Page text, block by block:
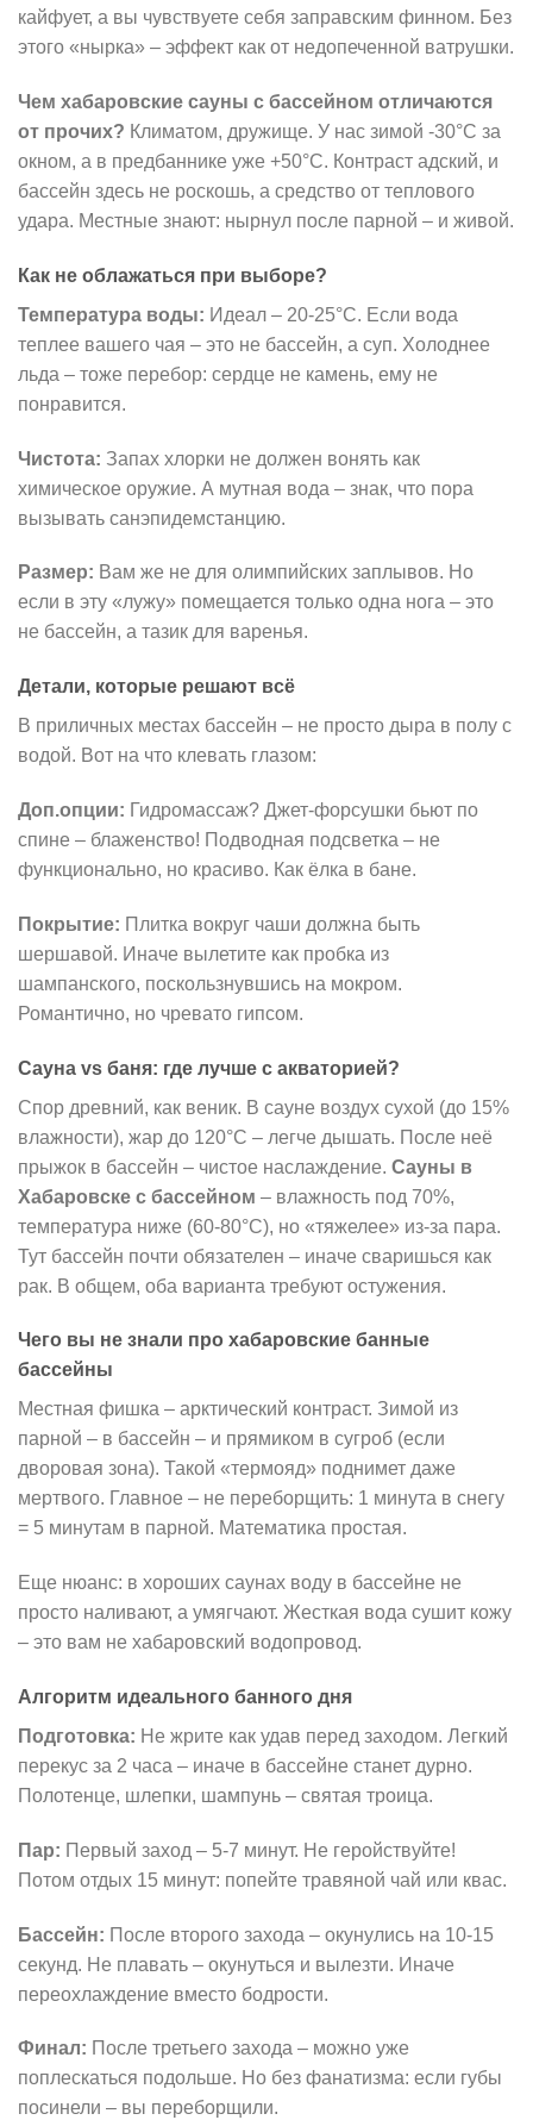
кайфует, а вы чувствуете себя заправским финном. Без
этого «нырка» – эффект как от недопеченной ватрушки.
Чем хабаровские сауны с бассейном отличаются
от прочих? Климатом, дружище. У нас зимой -30°C за
окном, а в предбаннике уже +50°C. Контраст адский, и
бассейн здесь не роскошь, а средство от теплового
удара. Местные знают: нырнул после парной – и живой.
Как не облажаться при выборе?
Температура воды: Идеал – 20-25°C. Если вода
теплее вашего чая – это не бассейн, а суп. Холоднее
льда – тоже перебор: сердце не камень, ему не
понравится.
Чистота: Запах хлорки не должен вонять как
химическое оружие. А мутная вода – знак, что пора
вызывать санэпидемстанцию.
Размер: Вам же не для олимпийских заплывов. Но
если в эту «лужу» помещается только одна нога – это
не бассейн, а тазик для варенья.
Детали, которые решают всё
В приличных местах бассейн – не просто дыра в полу с
водой. Вот на что клевать глазом:
Доп.опции: Гидромассаж? Джет-форсушки бьют по
спине – блаженство! Подводная подсветка – не
функционально, но красиво. Как ёлка в бане.
Покрытие: Плитка вокруг чаши должна быть
шершавой. Иначе вылетите как пробка из
шампанского, поскользнувшись на мокром.
Романтично, но чревато гипсом.
Сауна vs баня: где лучше с акваторией?
Спор древний, как веник. В сауне воздух сухой (до 15%
влажности), жар до 120°C – легче дышать. После неё
прыжок в бассейн – чистое наслаждение. Сауны в
Хабаровске с бассейном – влажность под 70%,
температура ниже (60-80°C), но «тяжелее» из-за пара.
Тут бассейн почти обязателен – иначе сваришься как
рак. В общем, оба варианта требуют остужения.
Чего вы не знали про хабаровские банные
бассейны
Местная фишка – арктический контраст. Зимой из
парной – в бассейн – и прямиком в сугроб (если
дворовая зона). Такой «термояд» поднимет даже
мертвого. Главное – не переборщить: 1 минута в снегу
= 5 минутам в парной. Математика простая.
Еще нюанс: в хороших саунах воду в бассейне не
просто наливают, а умягчают. Жесткая вода сушит кожу
– это вам не хабаровский водопровод.
Алгоритм идеального банного дня
Подготовка: Не жрите как удав перед заходом. Легкий
перекус за 2 часа – иначе в бассейне станет дурно.
Полотенце, шлепки, шампунь – святая троица.
Пар: Первый заход – 5-7 минут. Не геройствуйте!
Потом отдых 15 минут: попейте травяной чай или квас.
Бассейн: После второго захода – окунулись на 10-15
секунд. Не плавать – окунуться и вылезти. Иначе
переохлаждение вместо бодрости.
Финал: После третьего захода – можно уже
поплескаться подольше. Но без фанатизма: если губы
посинели – вы переборщили.